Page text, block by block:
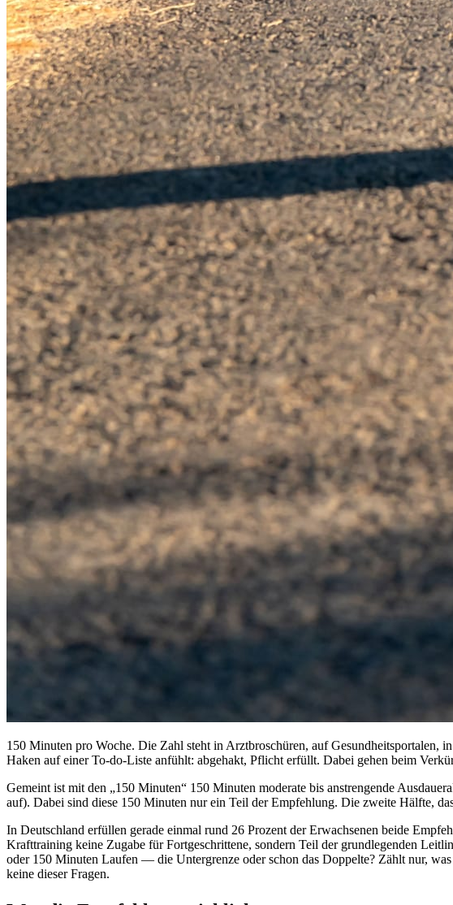
150 Minuten pro Woche. Die Zahl steht in Arztbroschüren, auf
Haken auf einer To-do-Liste anfühlt: abgehakt, Pflicht erfüllt. Dabei gehen beim
Gemeint ist mit den „150 Minuten“ 150 Minuten moderate bis anstrengende
auf). Dabei sind diese 150 Minuten nur ein Teil der Empfehlung. Die zweite Hälfte,
In Deutschland erfüllen gerade einmal rund 26 Prozent der Erwachsenen beide
Krafttraining keine Zugabe für Fortgeschrittene, sondern Teil der grundlegenden
oder 150 Minuten Laufen — die Untergrenze oder schon das Doppelte? Zählt nur,
keine dieser Fragen.